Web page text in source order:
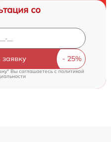
со
заявку
Вы соглашаетесь cполитикой